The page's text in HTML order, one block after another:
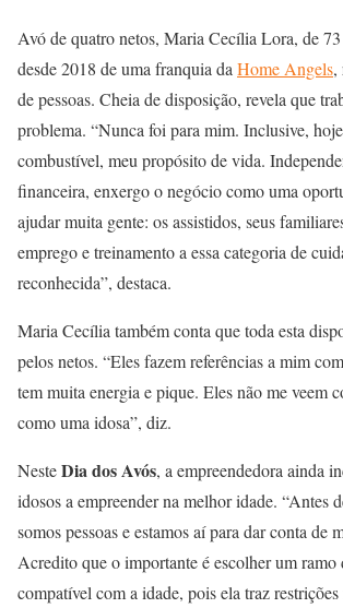
Avó de quatro netos, Maria Cecília Lora, de 73
desde 2018 de uma franquia da Home Angels,
de pessoas. Cheia de disposição, revela que
problema. “Nunca foi para mim. Inclusive,
combustível, meu propósito de vida.
financeira, enxergo o negócio como uma
ajudar muita gente: os assistidos, seus
emprego e treinamento a essa categoria de
reconhecida”, destaca.
Maria Cecília também conta que toda esta
pelos netos. “Eles fazem referências a mim
tem muita energia e pique. Eles não me veem
como uma idosa”, diz.
NesteDia dos Avós, a empreendedora ainda
idosos a empreender na melhor idade. “Antes
somos pessoas e estamos aí para dar conta de
Acredito que o importante é escolher um ramo
compatível com a idade, pois ela traz